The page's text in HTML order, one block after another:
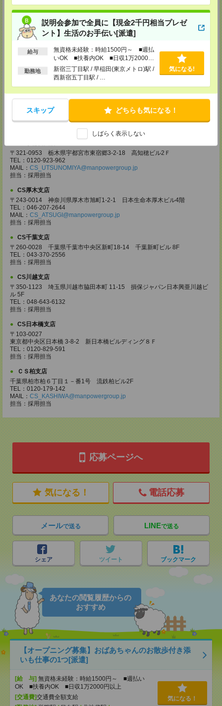
説明会参加で全員に【現金2千円相当プレゼ
ント】生活のお手伝い[派遣]
給与
無資格未経験：時給1500円～ ■週払
いOK ■扶養内OK ■日収1万2000円
以上
勤務地
新宿三丁目駅 / 早稲田(東京メトロ)駅 /
西新宿五丁目駅 / …
気になる!
スキップ どちらも気になる！
しばらく表示しない
神奈川県横浜市西区みなとみらい 2-2-1 横浜ランドマークタワー36F
TEL：0120-659-459
MAIL：CS_YOKOHAMA@manpowergroup.jp
担当：採用担当
CS大宮支店
〒330-0854 埼玉県さいたま市大宮区桜木町 1-10-16 シーノ大宮ノース
TEL：0120-769-355
MAIL：CS_OMIYA@manpowergroup.jp
CS高崎支店
〒370-0831 群馬県高崎市あら町167 高崎第一生命ビルディング11Ｆ
TEL：027-320-6558
MAIL：CS_TAKASAKI@manpowergroup.jp
〒321-0953 栃木県宇都宮市東宿郷3-2-18 高知穂ビル2Ｆ
TEL：0120-923-962
MAIL： CS_UTSUNOMIYA@manpowergroup.jp
担当：採用担当
CS厚木支店
〒243-0014 神奈川県厚木市旭町1-2-1 日本生命本厚木ビル4階
TEL：046-207-2644
MAIL： CS_ATSUGI@manpowergroup.jp
担当：採用担当
CS千葉支店
〒260-0028 千葉県千葉市中央区新町18-14 千葉新町ビル 8F
TEL：043-370-2556
担当：採用担当
CS川越支店
〒350-1123 埼玉県川越市脇田本町 11-15 損保ジャパン日本興亜川越ビ
ル 5F
TEL：048-643-6132
担当：採用担当
CS日本橋支店
〒103-0027
東京都中央区日本橋 3-8-2 新日本橋ビルディング８Ｆ
TEL：0120-829-591
担当：採用担当
ＣＳ柏支店
千葉県柏市柏６丁目１－番1号 流鉄柏ビル2F
TEL：0120-179-142
MAIL： CS_KASHIWA@manpowergroup.jp
担当：採用担当
応募ページへ
気になる！ 電話応募
メールで送る LINEで送る
シェア ツイート ブックマーク
あなたの閲覧履歴からの
おすすめ
【オープニング募集】おばあちゃんのお散歩付き添
いも仕事の1つ[派遣]
[給 与] 無資格未経験：時給1500円～ ■週払い
OK ■扶養内OK ■日収1万2000円以上
[交通費]交通費全額支給
気になる！